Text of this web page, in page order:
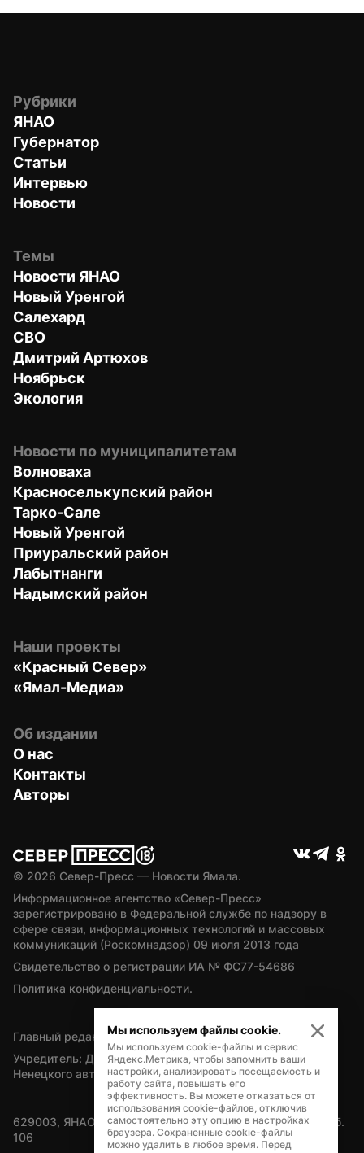
Рубрики
ЯНАО
Губернатор
Статьи
Интервью
Новости
Темы
Новости ЯНАО
Новый Уренгой
Салехард
СВО
Дмитрий Артюхов
Ноябрьск
Экология
Новости по муниципалитетам
Волноваха
Красноселькупский район
Тарко-Сале
Новый Уренгой
Приуральский район
Лабытнанги
Надымский район
Наши проекты
«Красный Север»
«Ямал-Медиа»
Об издании
О нас
Контакты
Авторы
© 2026 Север-Пресс — Новости Ямала.
Информационное агентство «Север-Пресс»
зарегистрировано в Федеральной службе по надзору в
сфере связи, информационных технологий и массовых
коммуникаций (Роскомнадзор) 09 июля 2013 года
Свидетельство о регистрации ИА № ФС77-54686
Политика конфиденциальности.
Главный редактор — А.Л. Поздеев
Учредитель: Департамент внутренней политики Ямало-
Ненецкого автономного округа
629003, ЯНАО, Салехард, мкр. Богдана Кнунянца, д.1, каб.
106
Мы используем файлы cookie.
Мы используем cookie-файлы и сервис
Яндекс.Метрика, чтобы запомнить ваши
настройки, анализировать посещаемость и
работу сайта, повышать его
эффективность. Вы можете отказаться от
использования cookie-файлов, отключив
самостоятельно эту опцию в настройках
браузера. Сохраненные cookie-файлы
можно удалить в любое время. Перед